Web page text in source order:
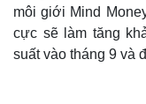
môi giới Mind
cực sẽ làm tăng
suất vào tháng 9 và